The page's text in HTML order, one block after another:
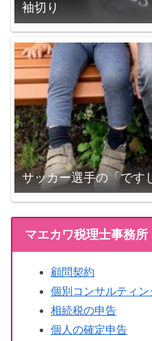
袖切り
サッカー選手の「です
マエカワ税理士事務
顧問契約
個別コンサルティン
相続税の申告
個人の確定申告